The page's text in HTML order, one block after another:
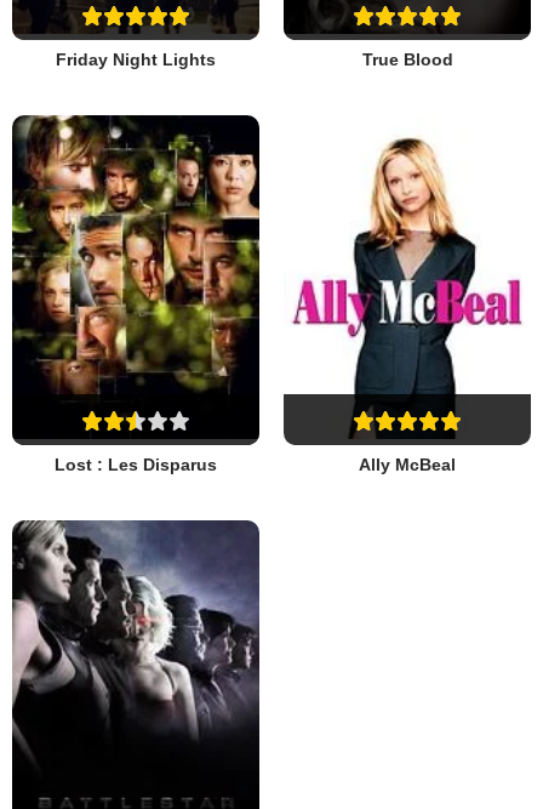
Friday Night Lights True Blood
Lost : Les Disparus Ally McBeal